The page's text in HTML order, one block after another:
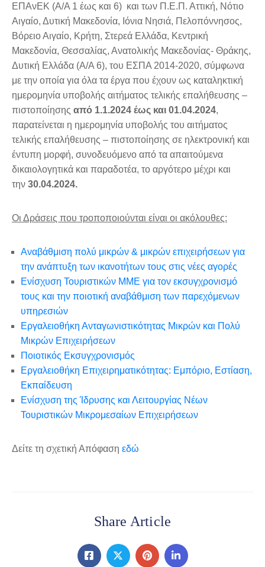
ΕΠΑνΕΚ (A/A 1 έως και 6) και των Π.Ε.Π. Αττική, Νότιο
Αιγαίο, Δυτική Μακεδονία, Ιόνια Νησιά, Πελοπόννησος,
Βόρειο Αιγαίο, Κρήτη, Στερεά Ελλάδα, Κεντρική
Μακεδονία, Θεσσαλίας, Ανατολικής Μακεδονίας- Θράκης,
Δυτική Ελλάδα (A/A 6), του ΕΣΠΑ 2014-2020, σύμφωνα
με την οποία για όλα τα έργα που έχουν ως καταληκτική
ημερομηνία υποβολής αιτήματος τελικής επαλήθευσης –
πιστοποίησης από 1.1.2024 έως και 01.04.2024,
παρατείνεται η ημερομηνία υποβολής του αιτήματος
τελικής επαλήθευσης – πιστοποίησης σε ηλεκτρονική και
έντυπη μορφή, συνοδευόμενο από τα απαιτούμενα
δικαιολογητικά και παραδοτέα, το αργότερο μέχρι και
την 30.04.2024.
Οι Δράσεις που τροποποιούνται είναι οι ακόλουθες:
Αναβάθμιση πολύ μικρών & μικρών επιχειρήσεων για
την ανάπτυξη των ικανοτήτων τους στις νέες αγορές
Ενίσχυση Τουριστικών ΜΜΕ για τον εκσυγχρονισμό
τους και την ποιοτική αναβάθμιση των παρεχόμενων
υπηρεσιών
Εργαλειοθήκη Ανταγωνιστικότητας Μικρών και Πολύ
Μικρών Επιχειρήσεων
Ποιοτικός Εκσυγχρονισμός
Εργαλειοθήκη Επιχειρηματικότητας: Εμπόριο, Εστίαση,
Εκπαίδευση
Ενίσχυση της Ίδρυσης και Λειτουργίας Νέων
Τουριστικών Μικρομεσαίων Επιχειρήσεων
Δείτε τη σχετική Απόφαση εδώ
Share Article